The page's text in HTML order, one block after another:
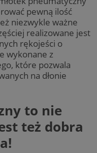
pewną ilość
niezwykle ważne
realizowane jest
rękojeści o
wykonane z
które pozwala
na dłonie
to nie
też dobra